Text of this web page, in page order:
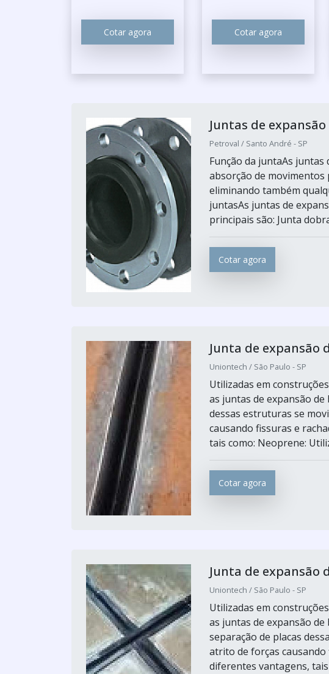
Cotar agora Cotar agora
Juntas de expansão
Petroval / Santo André - SP
Função da juntaAs
absorção de movimentos
eliminando também
juntasAs juntas de
principais são: Junta
Cotar agora
Junta de expansão
Uniontech / São Paulo - SP
Utilizadas em
as juntas de expansão
dessas estruturas se
causando fissuras e
tais como: Neoprene:
Cotar agora
Junta de expansão
Uniontech / São Paulo - SP
Utilizadas em
as juntas de expansão
separação de placas
atrito de forças
diferentes vantagens,